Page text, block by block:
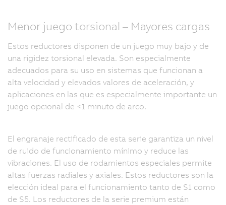
Menor juego torsional – Mayores cargas
Estos reductores disponen de un juego muy bajo y de
una rigidez torsional elevada. Son especialmente
adecuados para su uso en sistemas que funcionan a
alta velocidad y elevados valores de aceleración, y
aplicaciones en las que es especialmente importante un
juego opcional de <1 minuto de arco.
El engranaje rectificado de esta serie garantiza un nivel
de ruido de funcionamiento mínimo y reduce las
vibraciones. El uso de rodamientos especiales permite
altas fuerzas radiales y axiales. Estos reductores son la
elección ideal para el funcionamiento tanto de S1 como
de S5. Los reductores de la serie premium están